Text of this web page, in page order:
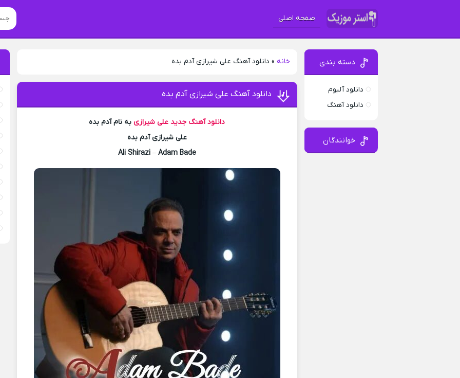
صفحه اصلی
خانه » دانلود آهنگ علی شیرازی آدم بده
دانلود آهنگ علی شیرازی آدم بده
دانلود آهنگ جدید علی شیرازیبه نام آدم بده
علی شیرازی آدم بده
Ali Shirazi – Adam Bade
دسته بندی
دانلود آلبوم
دانلود آهنگ
خوانندگان